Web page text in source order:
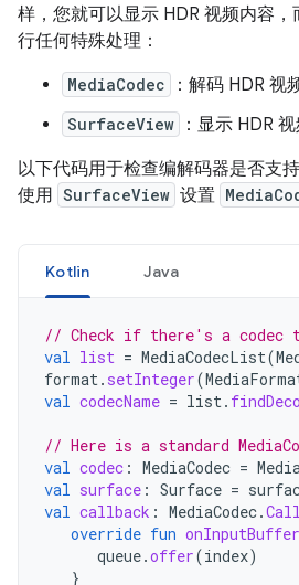
样，您就可以显示 HDR 视频内容
行任何特殊处理：
MediaCodec ：解码 HDR 视
SurfaceView
：显示 HDR 视
以下代码用于检查编解码器是否支
使用 SurfaceView 设置
Kotlin Java
// Check if there's a codec
val list = MediaCodecList(
format. setInteger(
val codecName = list.
// Here is a standard
val codec : MediaCodec =
val surface : Surface =
val callback : MediaCodec.
override fun
queue.offer(index)
}